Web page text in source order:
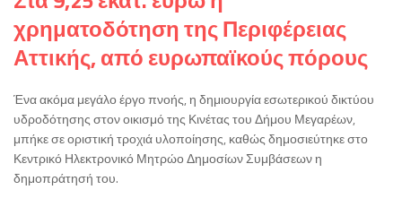
χρηματοδότηση της Περιφέρειας
Αττικής, από ευρωπαϊκούς πόρους
Ένα ακόμα μεγάλο έργο πνοής, η δημιουργία εσωτερικού δικτύου
υδροδότησης στον οικισμό της Κινέτας του Δήμου Μεγαρέων,
μπήκε σε οριστική τροχιά υλοποίησης, καθώς δημοσιεύτηκε στο
Κεντρικό Ηλεκτρονικό Μητρώο Δημοσίων Συμβάσεων η
δημοπράτησή του.